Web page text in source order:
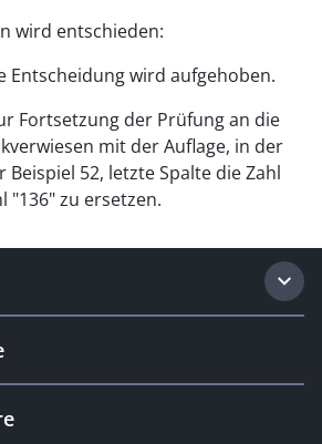
wird entschieden:
Entscheidung wird aufgehoben.
Fortsetzung der Prüfung an die
mit der Auflage, in der
52, letzte Spalte die Zahl
"136" zu ersetzen.